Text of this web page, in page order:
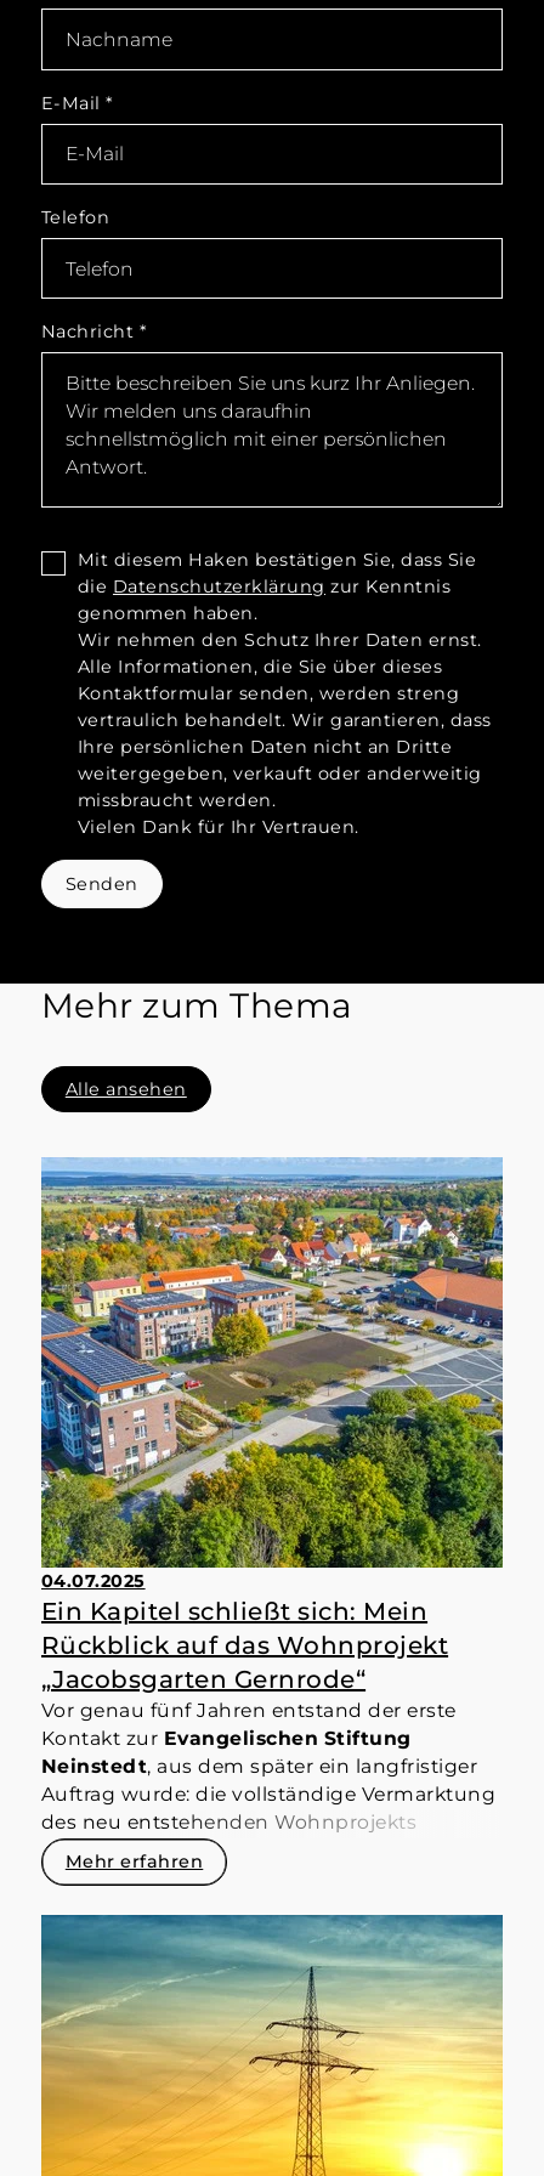
E-Mail*
Telefon
Nachricht *
Mit diesem Haken bestätigen Sie, dass Sie
die Datenschutzerklärung zur Kenntnis
genommen haben.
Wir nehmen den Schutz Ihrer Daten ernst.
Alle Informationen, die Sie über dieses
Kontaktformular senden, werden streng
vertraulich behandelt. Wir garantieren, dass
Ihre persönlichen Daten nicht an Dritte
weitergegeben, verkauft oder anderweitig
missbraucht werden.
Vielen Dank für Ihr Vertrauen.
Senden
Mehr zum Thema
Alle ansehen
04.07.2025
Ein Kapitel schließt sich: Mein
Rückblick auf das Wohnprojekt
„Jacobsgarten Gernrode“
Vor genau fünf Jahren entstand der erste
Kontakt zur Evangelischen Stiftung
Neinstedt, aus dem später ein langfristiger
Auftrag wurde: die vollständige Vermarktung
des neu entstehenden Wohnprojekts
Jacobsgarten Gernrode
der Stiftung als Vermieter. Im Spätsommer
Bau des Haupthauses war zu diesem
Zeitpunkt gerade angelaufen. Im Mai 2021
erhielt ich das Startsignal zur Vermarktung –
und begleitete das Projekt von da an eng, mit
zahlreichen Gesprächen, Besuchen und
Abstimmungen. Am 1. Juli 2022 wurde das
Haupthaus mit 43 Wohneinheiten eröffnet –
30 davon waren zu diesem Zeitpunkt bereits
vermietet. Bis zum Jahresende war das
Mehr erfahren